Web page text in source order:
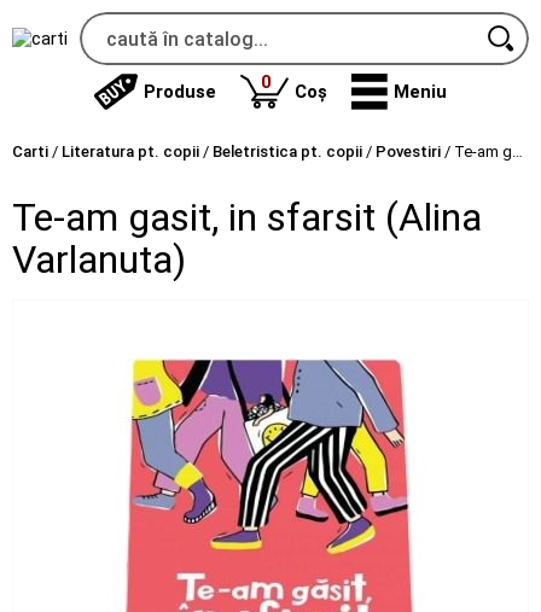
Produse 0produse
Coș Meniu
Carti / Literatura pt. copii / Beletristica pt. copii / Povestiri / Te-am gasit, in sfarsit (Alina Varlanuta)
Te-am gasit, in sfarsit (Alina
Varlanuta)